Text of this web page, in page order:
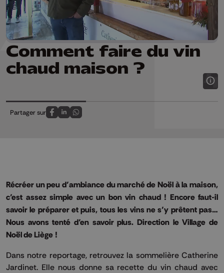
Comment faire du vin
chaud maison ?
Partager sur
Partagez sur FaceBook
Partagez sur LinkedIn
Partagez sur Whatsapp
Récréer un peu d’ambiance du marché de Noël à la maison,
c’est assez simple avec un bon vin chaud ! Encore faut-il
savoir le préparer et puis, tous les vins ne s’y prêtent pas…
Nous avons tenté d’en savoir plus. Direction le Village de
Noël de Liège !
Dans notre reportage, retrouvez la sommelière Catherine
Jardinet. Elle nous donne sa recette du vin chaud avec